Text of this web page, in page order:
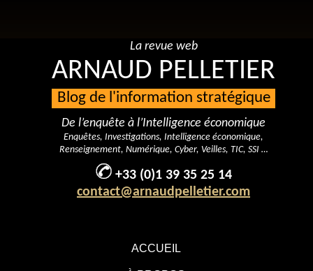
ACCUEIL
La revue web
ARNAUD PELLETIER
Blog de l'information stratégique
De l’enquête à l’Intelligence économique
Enquêtes, Investigations, Intelligence économique,
Renseignement, Numérique, Cyber, Veilles, TIC, SSI …
+33 (0)1 39 35 25 14
contact@arnaudpelletier.com